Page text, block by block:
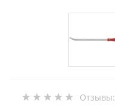
Отзывы: